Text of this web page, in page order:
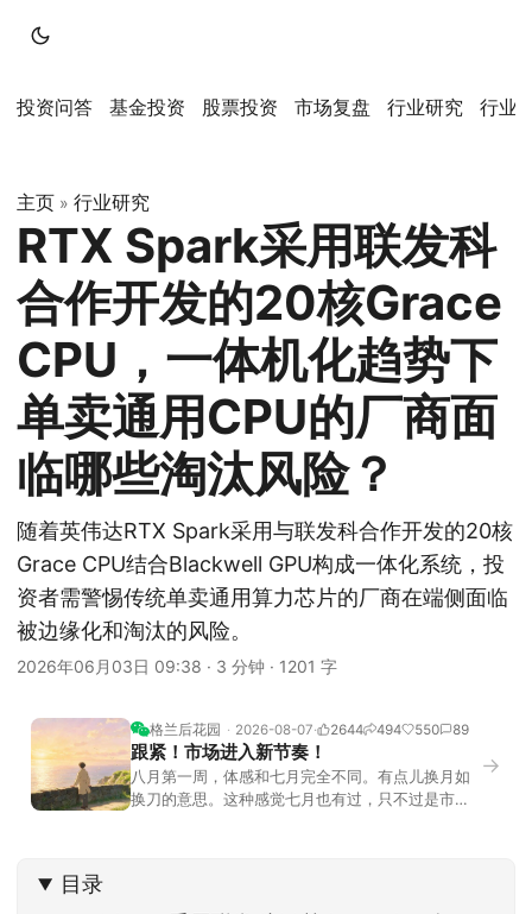
投资问答 基金投资 股票投资 市场复盘 行业研究 行业
主页 » 行业研究
RTX Spark采用联发科
合作开发的20核Grace
CPU，一体机化趋势下
单卖通用CPU的厂商面
临哪些淘汰风险？
随着英伟达RTX Spark采用与联发科合作开发的20核
Grace CPU结合Blackwell GPU构成一体化系统，投
资者需警惕传统单卖通用算力芯片的厂商在端侧面临
被边缘化和淘汰的风险。
2026年06月03日 09:38 · 3 分钟 · 1201 字
格兰后花园 2026-08-07 2644 494 550 89
跟紧！市场进入新节奏！
八月第一周，体感和七月完全不同。有点儿换月如
换刀的意思。这种感觉七月也有过，只不过是市场
→
目录